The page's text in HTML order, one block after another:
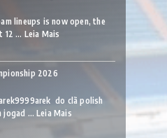
lineups is now open, the
12 … Leia Mais
2026
do clã polish
jogad … Leia Mais